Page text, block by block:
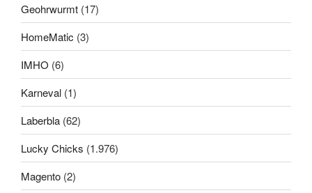
Geohrwurmt (17)
HomeMatic (3)
IMHO (6)
Karneval (1)
Laberbla (62)
Lucky Chicks (1.976)
Magento (2)